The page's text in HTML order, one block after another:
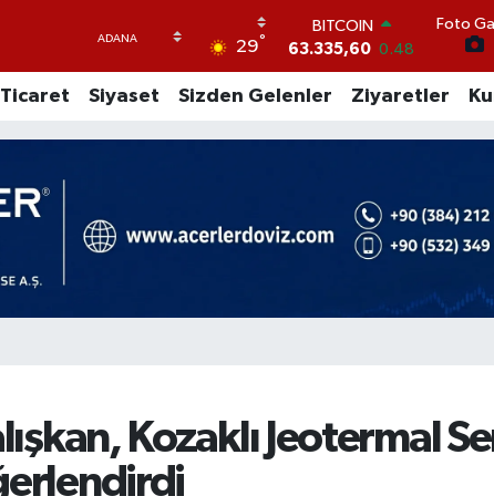
29°
DOLAR
47,5574
0.18
EURO
54,8602 0.06
64,2310 0.41
BİST100
13.458 124
BITCOIN
Foto
Ticaret Siyaset Sizden Gelenler Ziyaretler
Kozaklı Jeotermal